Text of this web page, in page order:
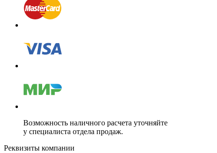
Возможность наличного расчета уточняйте
у специалиста отдела продаж.
Реквизиты компании